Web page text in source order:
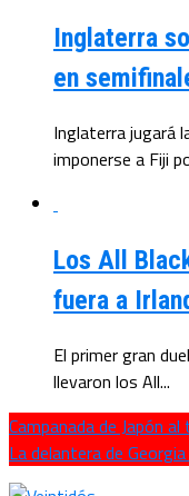
Inglaterra
en
Inglaterra jugará
imponerse a Fiji
Los All
fuera a
El primer gran
llevaron los All...
Campanada de Japón
La delantera de